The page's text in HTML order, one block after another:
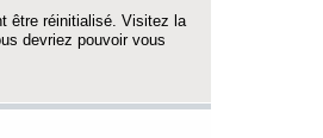
être réinitialisé. Visitez la
devriez pouvoir vous